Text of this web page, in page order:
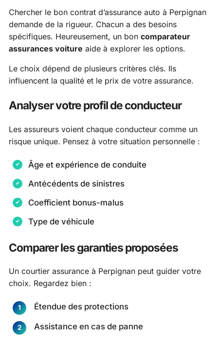
Chercher le bon contrat d’assurance auto à Perpignan
demande de la rigueur. Chacun a des besoins
spécifiques. Heureusement, un bon comparateur
assurances voiture aide à explorer les options.
Le choix dépend de plusieurs critères clés. Ils
influencent la qualité et le prix de votre assurance.
Analyser votre profil de conducteur
Les assureurs voient chaque conducteur comme un
risque unique. Pensez à votre situation personnelle :
Âge et expérience de conduite
Antécédents de sinistres
Coefficient bonus-malus
Type de véhicule
Comparer les garanties proposées
Un courtier assurance à Perpignan peut guider votre
choix. Regardez bien :
Étendue des protections
Assistance en cas de panne